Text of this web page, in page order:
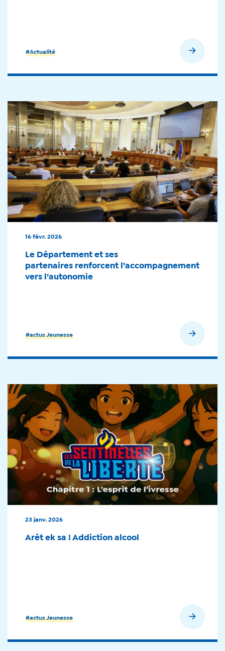
#Actualité
#actus Jeunesse
16 févr. 2026
Le Département et ses
partenaires renforcent l’accompagnement
vers l’autonomie
#actus Jeunesse
23 janv. 2026
Arèt ek sa ! Addiction alcool